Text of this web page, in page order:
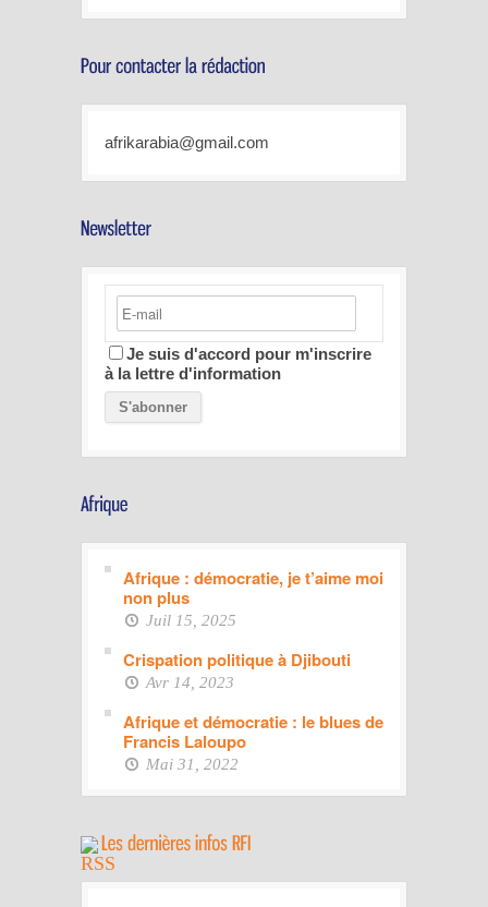
afrikarabia@gmail.com
Je suis d'accord pour m'inscrire
à la lettre d'information
Afrique : démocratie, je t’aime moi
non plus
Juil 15, 2025
Crispation politique à Djibouti
Avr 14, 2023
Afrique et démocratie : le blues de
Francis Laloupo
Mai 31, 2022